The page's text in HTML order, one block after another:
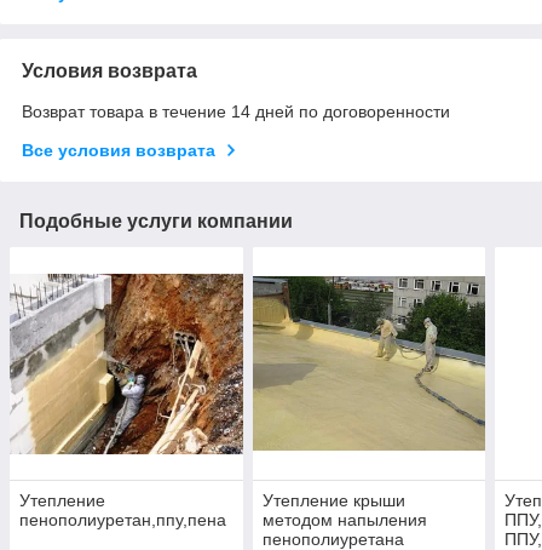
Условия возврата
Возврат товара в течение 14 дней по договоренности
Все условия возврата
Подобные услуги компании
Утепление
пенополиуретан,ппу,пена
Утепление крыши
методом напыления
пенополиуретана